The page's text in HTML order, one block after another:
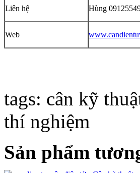
Liên hệ Hùng
Web
tags: cân kỹ
thí nghiệm
Sản phẩm